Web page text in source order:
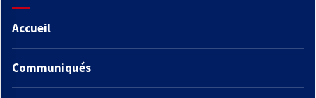
Accueil
Communiqués